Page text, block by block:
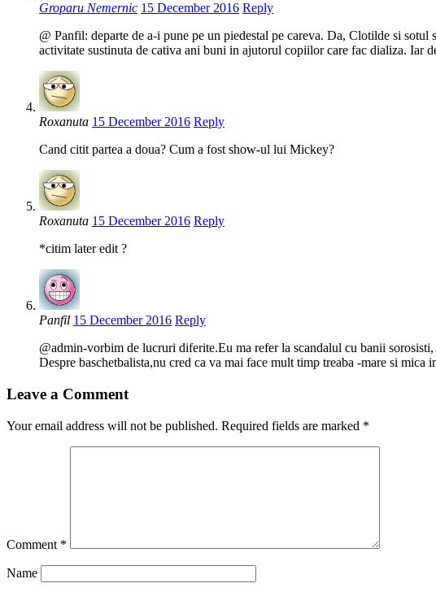
Groparu Nemernic 15 December 2016 Reply
@ Panfil: departe de a-i pune pe un piedestal pe careva. Da, Clotilde si
activitate sustinuta de cativa ani buni in ajutorul copiilor care fac dializa. Iar
Roxanuta 15 December 2016 Reply
Cand citit partea a doua? Cum a fost show-ul lui Mickey?
Roxanuta 15 December 2016 Reply
*citim later edit ?
Panfil 15 December 2016 Reply
@admin-vorbim de lucruri diferite.Eu ma refer la scandalul cu banii
Despre baschetbalista,nu cred ca va mai face mult timp treaba -mare si
Leave a Comment
Your email address will not be published. Required fields are marked *
Comment *
Name